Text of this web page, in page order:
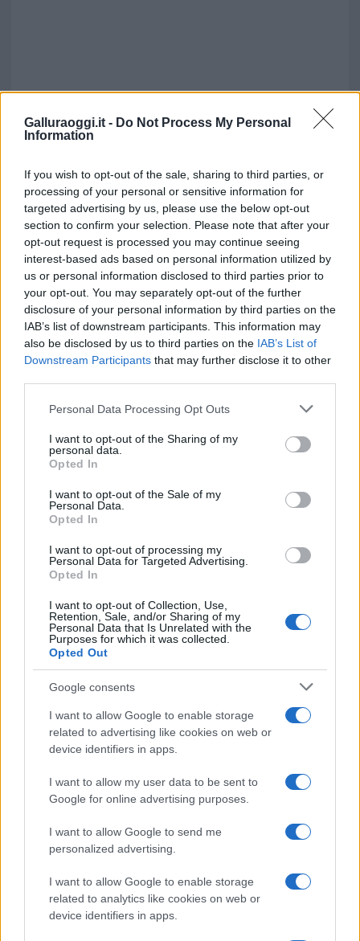
Galluraoggi.it - Do Not Process My Personal
Information
If you wish to opt-out of the sale, sharing to third parties, or
processing of your personal or sensitive information for
targeted advertising by us, please use the below opt-out
section to confirm your selection. Please note that after your
opt-out request is processed you may continue seeing
interest-based ads based on personal information utilized by
us or personal information disclosed to third parties prior to
your opt-out. You may separately opt-out of the further
disclosure of your personal information by third parties on the
IAB’s list of downstream participants. This information may
also be disclosed by us to third parties on the IAB’s List of
Downstream Participants that may further disclose it to other
Please note that this website/app uses one or more Google
not limited to your visit or usage behaviour. You may click to
grant or deny consent to Google and its third-party tags to
use your data for below specified purposes in below Google
consent section.
Personal Data Processing Opt Outs
I want to opt-out of the Sharing of my
personal data.
Opted In
I want to opt-out of the Sale of my
Personal Data.
Opted In
I want to opt-out of processing my
Personal Data for Targeted Advertising.
Opted In
I want to opt-out of Collection, Use,
Retention, Sale, and/or Sharing of my
Personal Data that Is Unrelated with the
Purposes for which it was collected.
Opted Out
Google consents
I want to allow Google to enable storage
related to advertising like cookies on web or
device identifiers in apps.
I want to allow my user data to be sent to
Google for online advertising purposes.
I want to allow Google to send me
personalized advertising.
I want to allow Google to enable storage
related to analytics like cookies on web or
device identifiers in apps.
Vuoi rimuovere le pubblicità nazionali?
Puoi abbonarti asoli € 1,10 al mese
cliccandoqui
Sei già abbonato?